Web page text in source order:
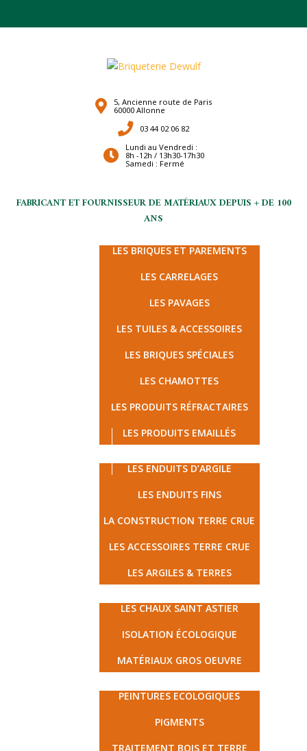
5, Ancienne route de Paris
60000 Allonne
03 44 02 06 82
Lundi au Vendredi :
8h -12h / 13h30-17h30
Samedi : Fermé
FABRICANT ET FOURNISSEUR DE MATÉRIAUX DEPUIS + DE 100
ANS
LES BRIQUES ET PAREMENTS
LES CARRELAGES
LES PAVAGES
LES TUILES & ACCESSOIRES
LES BRIQUES SPÉCIALES
LES CHAMOTTES
LES PRODUITS RÉFRACTAIRES
LES PRODUITS EMAILLÉS
LES ENDUITS D’ARGILE
LES ENDUITS FINS
LA CONSTRUCTION TERRE CRUE
LES ACCESSOIRES TERRE CRUE
LES ARGILES & TERRES
LES CHAUX SAINT ASTIER
ISOLATION ÉCOLOGIQUE
MATÉRIAUX GROS OEUVRE
PEINTURES ECOLOGIQUES
PIGMENTS
TRAITEMENT BOIS ET TERRE